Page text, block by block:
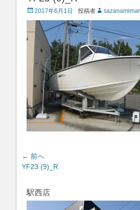
Posted
on
2017年6月1日 投稿者
投
稿
ビ
ゲ
← 前へ
過
投
YF23 (9)_R
駅西店